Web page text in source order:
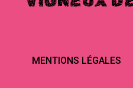
MENTIONS LÉGALES